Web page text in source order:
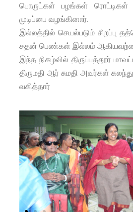
பொருட்கள் பழங்கள் ரொட்டிகள்
முடிப்பை வழங்கினார்.
இல்லத்தில் செயல்படும் சிறப்பு
சதன் பெண்கள் இல்லம் ஆகியவற்றை
இந்த நிகழ்வில் திருப்பத்தூர்
திருமதி ஆர் சுமதி அவர்கள்
வகித்தார்